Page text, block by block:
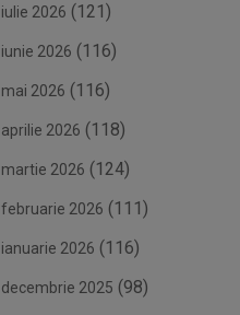
iulie 2026 (121)
iunie 2026 (116)
mai 2026 (116)
aprilie 2026 (118)
martie 2026 (124)
februarie 2026 (111)
ianuarie 2026 (116)
decembrie 2025 (98)